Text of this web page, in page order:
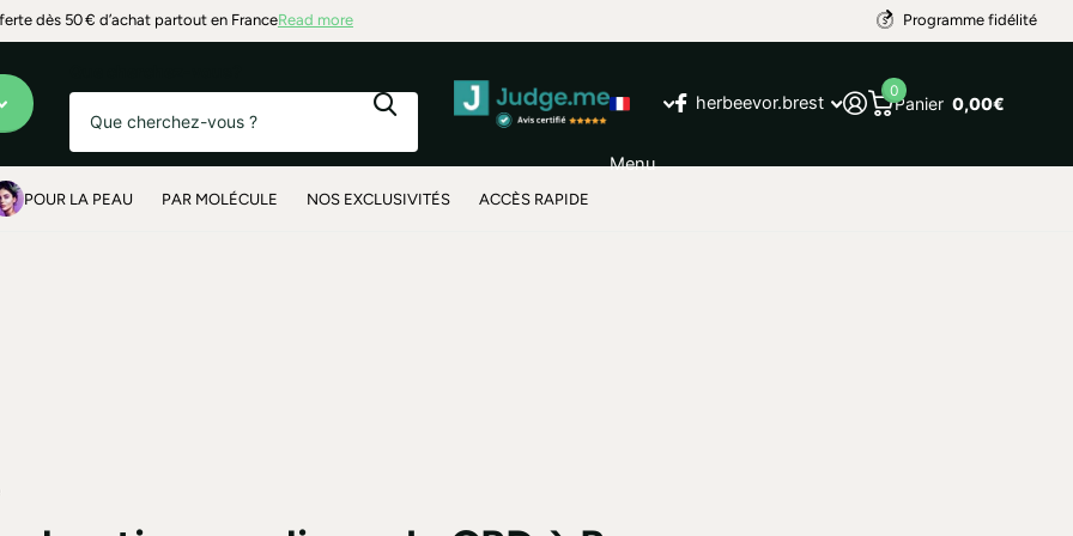
alentours
dès 50 € d’achat partout en FranceRead more Programme fidélité
Menu
herbeevor.brest Panier
0
0,00€
POUR LA PEAU PAR MOLÉCULE NOS EXCLUSIVITÉS ACCÈS RAPIDE